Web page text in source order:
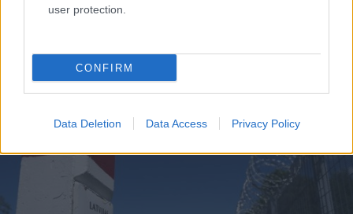
user protection.
CONFIRM
Data Deletion Data Access Privacy Policy